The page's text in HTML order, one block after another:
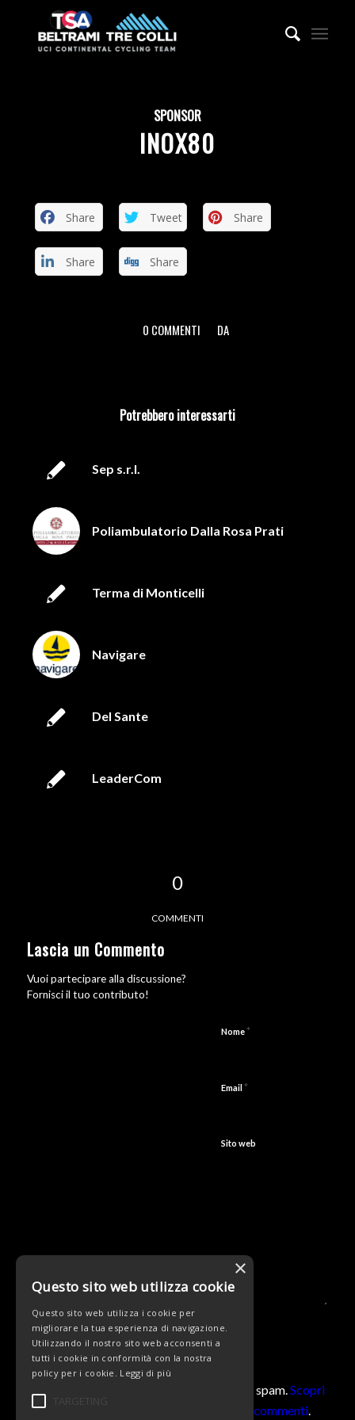
SPONSOR
INOX80
Share Tweet Share
Share Share
0 COMMENTI
/ DA
Potrebbero interessarti
Sep s.r.l.
Poliambulatorio Dalla Rosa Prati
Terma di Monticelli
Navigare
Del Sante
LeaderCom
0
COMMENTI
Lascia un Commento
Vuoi partecipare alla discussione?
Fornisci il tuo contributo!
Nome*
Email*
Sito web
Questo sito utilizza Akismet per ridurre lo spam.Scopri
come vengono elaborati i dati derivati dai commenti.
×
Questo sito web utilizza cookie
Questo sito web utilizza i cookie per
migliorare la tua esperienza di navigazione.
Utilizzando il nostro sito web acconsenti a
tutti i cookie in conformità con la nostra
policy per i cookie. Leggi di più
TARGETING